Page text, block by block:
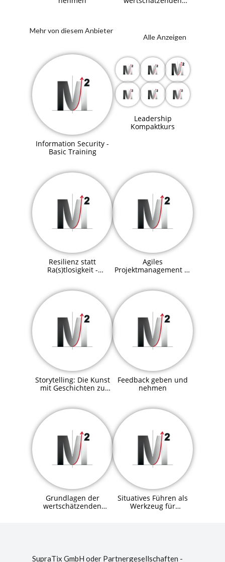
Mehr von diesem Anbieter
Alle Anzeigen
Information Security -
Basic Training
Leadership
Kompaktkurs
Resilienz statt
Ra(s)tlosigkeit -
Agiles
Projektmanagement —
Agilität
Storytelling: Die Kunst
mit Geschichten zu
Feedback geben und
nehmen
Grundlagen der
wertschätzenden
Situatives Führen als
Werkzeug für
SupraTix GmbH oder Partnergesellschaften -